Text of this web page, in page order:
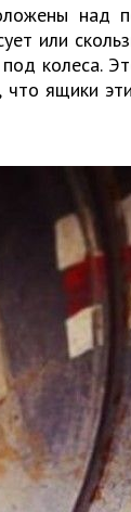
над
или
колеса.
ящики